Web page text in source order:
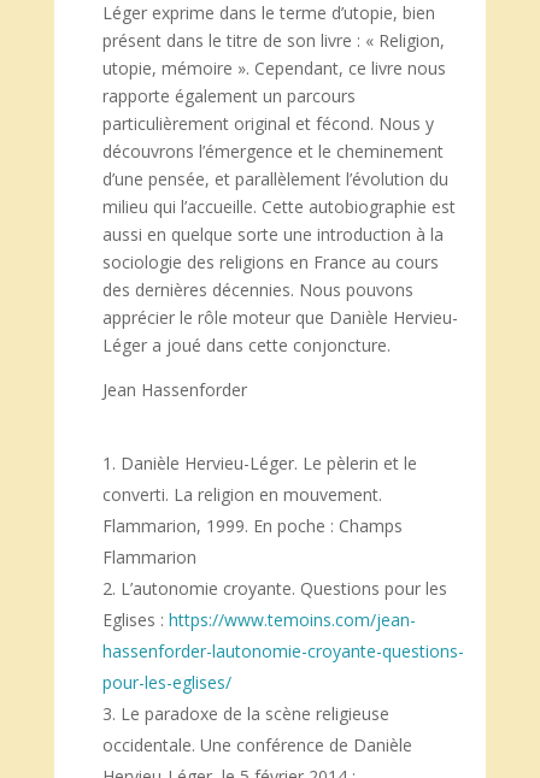
Léger exprime dans le terme d’utopie, bien
présent dans le titre de son livre : « Religion,
utopie, mémoire ». Cependant, ce livre nous
rapporte également un parcours
particulièrement original et fécond. Nous y
découvrons l’émergence et le cheminement
d’une pensée, et parallèlement l’évolution du
milieu qui l’accueille. Cette autobiographie est
aussi en quelque sorte une introduction à la
sociologie des religions en France au cours
des dernières décennies. Nous pouvons
apprécier le rôle moteur que Danièle Hervieu-
Léger a joué dans cette conjoncture.
Jean Hassenforder
Danièle Hervieu-Léger. Le pèlerin et le
converti. La religion en mouvement.
Flammarion, 1999. En poche : Champs
Flammarion
L’autonomie croyante. Questions pour les
Eglises : https://www.temoins.com/jean-
hassenforder-lautonomie-croyante-questions-
pour-les-eglises/
Le paradoxe de la scène religieuse
occidentale. Une conférence de Danièle